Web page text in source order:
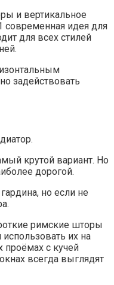
и вертикальное
современная идея для
для всех стилей
задействовать
крутой вариант. Но
дорогой.
но если не
римские шторы
их на
проёмах с кучей
всегда выглядят